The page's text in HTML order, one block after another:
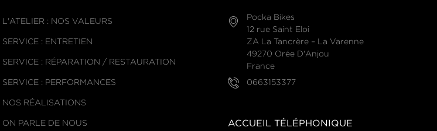
L'ATELIER : NOS VALEURS
SERVICE : ENTRETIEN
SERVICE : RÉPARATION / RESTAURATION
SERVICE : PERFORMANCES
NOS RÉALISATIONS
ON PARLE DE NOUS
Pocka Bikes
12 rue Saint Eloi
ZA La Tancrère – La Varenne
49270 Orée D'Anjou
France
0663153377
ACCUEIL TÉLÉPHONIQUE